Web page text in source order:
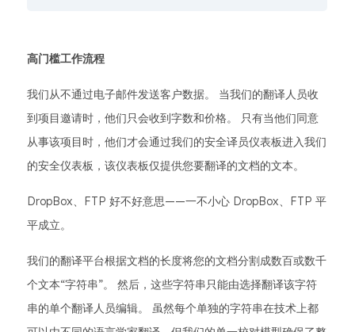
高门槛工作流程
我们从不通过电子邮件发送客户数据。 当我们的翻译人员收
到项目邀请时，他们只会收到字数和价格。 只有当他们同意
从事该项目时，他们才会通过我们的安全译员仪表板进入我们
的安全仪表板，该仪表板仅提供您要翻译的文档的文本。
DropBox、FTP 好不好意思——一不小心 DropBox、FTP 平
平成立。
我们的翻译平台根据文档的长度将您的文档分割成数百或数千
个文本“字符串”。 然后，这些字符串只能由选择翻译该字符
串的单个翻译人员编辑。 虽然每个单独的字符串在技术上都